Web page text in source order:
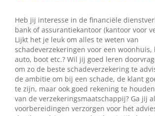
Heb jij interesse in de financiële
bank of assurantiekantoor (kantoor voor
Lijkt het je leuk om alles te weten van
schadeverzekeringen voor een
auto, boot etc.? Wil jij goed leren
om zo de beste schadeverzekering te
de ambitie om bij een schade, de klant
te zijn, maar ook goed rekening te
van de verzekeringsmaatschappij? Ga jij
voorbereidingen verzorgen voor het